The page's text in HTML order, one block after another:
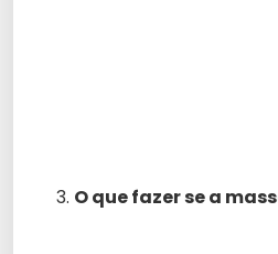
O que fazer se a